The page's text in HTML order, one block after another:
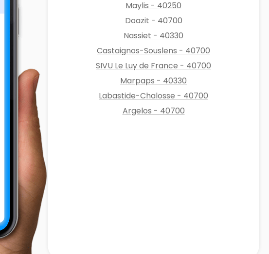
Maylis - 40250
Doazit - 40700
Nassiet - 40330
Castaignos-Souslens - 40700
SIVU Le Luy de France - 40700
Marpaps - 40330
Labastide-Chalosse - 40700
Argelos - 40700